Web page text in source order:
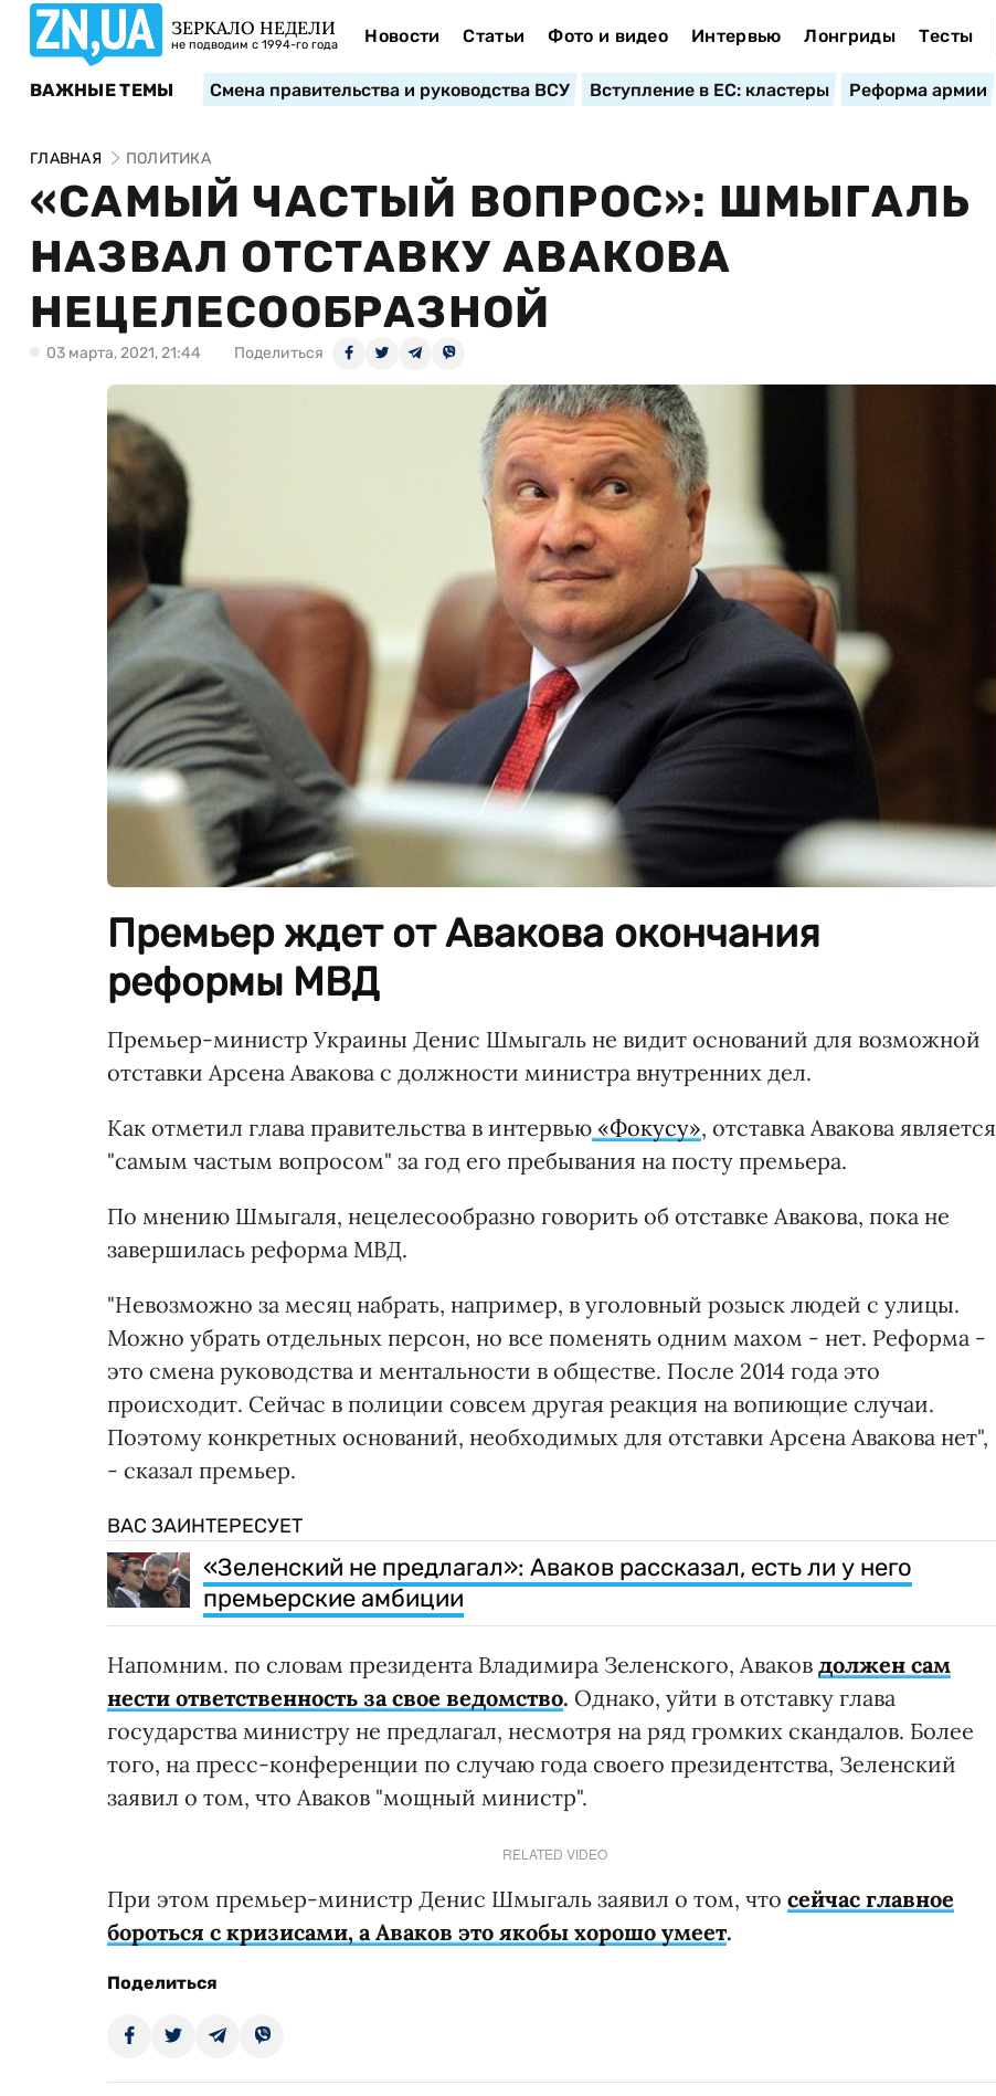
ЗЕРКАЛО НЕДЕЛИ
не подводим с 1994-го года Новости Статьи Фото и видео Интервью Лонгриды Тесты
ВАЖНЫЕ ТЕМЫ Смена правительства и руководства ВСУ Вступление в ЕС: кластеры Реформа армии
ГЛАВНАЯ ПОЛИТИКА
«САМЫЙ ЧАСТЫЙ ВОПРОС»: ШМЫГАЛЬ
НАЗВАЛ ОТСТАВКУ АВАКОВА
НЕЦЕЛЕСООБРАЗНОЙ
03 марта, 2021, 21:44 Поделиться
Премьер ждет от Авакова окончания
реформы МВД
Премьер-министр Украины Денис Шмыгаль не видит оснований для возможной
отставки Арсена Авакова с должности министра внутренних дел.
Как отметил глава правительства в интервью «Фокусу», отставка Авакова является
"самым частым вопросом" за год его пребывания на посту премьера.
По мнению Шмыгаля, нецелесообразно говорить об отставке Авакова, пока не
завершилась реформа МВД.
"Невозможно за месяц набрать, например, в уголовный розыск людей с улицы.
Можно убрать отдельных персон, но все поменять одним махом - нет. Реформа -
это смена руководства и ментальности в обществе. После 2014 года это
происходит. Сейчас в полиции совсем другая реакция на вопиющие случаи.
Поэтому конкретных оснований, необходимых для отставки Арсена Авакова нет",
- сказал премьер.
ВАС ЗАИНТЕРЕСУЕТ
«Зеленский не предлагал»: Аваков рассказал, есть ли у него
премьерские амбиции
Напомним. по словам президента Владимира Зеленского, Аваков должен сам
нести ответственность за свое ведомство. Однако, уйти в отставку глава
государства министру не предлагал, несмотря на ряд громких скандалов. Более
того, на пресс-конференции по случаю года своего президентства, Зеленский
заявил о том, что Аваков "мощный министр".
RELATED VIDEO
При этом премьер-министр Денис Шмыгаль заявил о том, что сейчас главное
бороться с кризисами, а Аваков это якобы хорошо умеет.
Поделиться